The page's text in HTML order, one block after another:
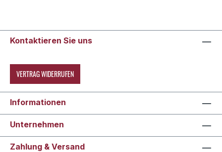
Kontaktieren Sie uns
VERTRAG WIDERRUFEN
Informationen
Unternehmen
Zahlung & Versand